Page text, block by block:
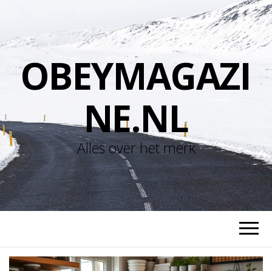
OBEYMAGAZI
NE.NL
Alles over het merk